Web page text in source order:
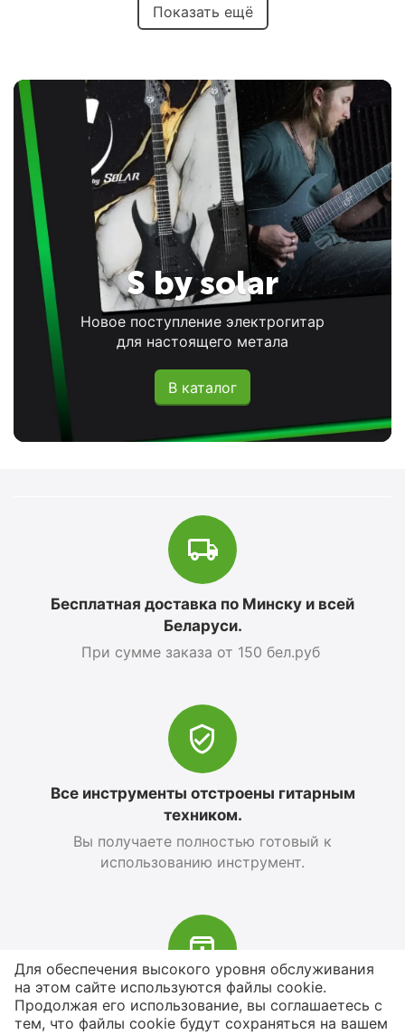
Показать ещё
S by solar
Новое поступление электрогитар
для настоящего метала
В каталог
Бесплатная доставка по Минску и всей
Беларуси.
При сумме заказа от 150 бел.руб
Все инструменты отстроены гитарным
техником.
Вы получаете полностью готовый к
использованию инструмент.
В наличии более 4000 наименований
товаров
Для обеспечения высокого уровня обслуживания
на этом сайте используются файлы cookie.
Продолжая его использование, вы соглашаетесь с
тем, что файлы cookie будут сохраняться на вашем